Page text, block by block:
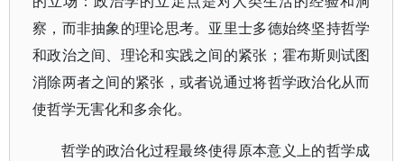
察，而非抽象的理论思考。亚里士多德始终坚持哲学
和政治之间、理论和实践之间的紧张；霍布斯则试图
消除两者之间的紧张，或者说通过将哲学政治化从而
使哲学无害化和多余化。
哲学的政治化过程最终使得原本意义上的哲学成